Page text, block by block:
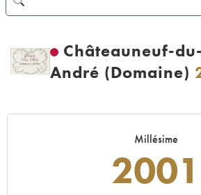
Châteauneuf-
André (Domaine)
Millésime
2001